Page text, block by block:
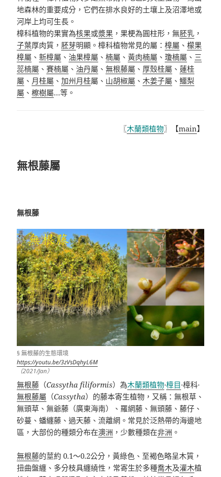
地森林的重要成分，它們在排水良好的土壤上及沼澤地或
河岸上均可生長。
樟科植物的果實為核果或漿果 ，果梗為圓柱形，無胚乳 ，
子葉厚肉質， 胚芽明顯。樟科植物常見的屬：樟屬 、檬果
樟屬 、新樟屬 、油果樟屬 、楠屬 、黃肉楠屬 、瓊楠屬 、 三
蕊楠屬 、賽楠屬 、油丹屬 、無根藤屬 、 厚殼桂屬 、 蓮桂
屬 、 月桂屬 、加州月桂屬 、 山胡椒屬 、木姜子屬 、鱷梨
屬 、檫樹屬…等。
〖木蘭類植物〗【main】
無根藤屬
無根藤
§ 無根藤的生態環境
https://youtu.be/3zVsDqhyL6M
（2021/Jan）
無根藤 （Cassytha filiformis）為木蘭類植物·樟目·樟科·
無根藤屬 （Cassytha）的藤本寄生植物，又稱：無根草、
無頭草、無爺藤（廣東海南）、羅網藤、無頭藤、藤仔、
砂蔓、蟠纏藤、過天藤、流離網。常見於泛熱帶的海邊地
區，大部份的種類分布在澳洲 ，少數種類在非洲 。
無根藤的莖約 0.1～0.2公分，黃綠色、至褐色略呈木質，
扭曲盤纏、多分枝具纏繞性，常寄生於多種喬木及灌木植